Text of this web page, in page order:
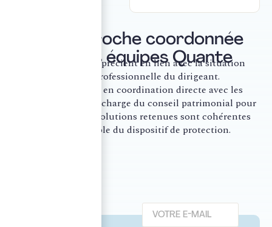
Une approche coordonnée
avec les équipes Quante
Ces contrats s’apprécient en lien avec la situation
fiscale et professionnelle du dirigeant.
Ce pôle travaille en coordination directe avec les
équipes Quante en charge du conseil patrimonial pour
s’assurer que les solutions retenues sont cohérentes
avec l’ensemble du dispositif de protection.